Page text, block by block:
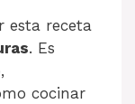
esta receta
. Es
cocinar